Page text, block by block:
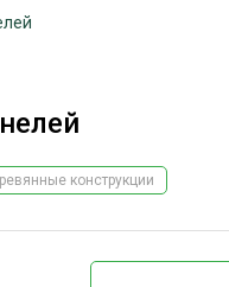
ПЛАНОМ
ИЗНУТРИ
ЛПК
конструкции